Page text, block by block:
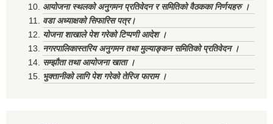
आयोजना स्थलको अनुगमन प्रतिवेदन र समितिको वैठकका निर्णयहरु ।
वडा अध्याक्षको सिफारिस पत्र।
योजना शाखाले पेश गरेको टिप्पणी आदेश ।
नगरपालिकास्तरिय अनुगमन तथा मुल्याङ्कन समितिको प्रतिवेदन ।
सम्झौता तथा आयोजना खाता ।
भुक्तानीको लागि पेश गरेको तेरिज फाराम ।